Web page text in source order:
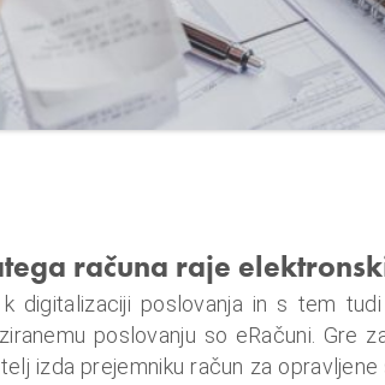
računa raje
digitalizaciji poslovanja in s tem
poslovanju so eRačuni. Gre
izda prejemniku račun za